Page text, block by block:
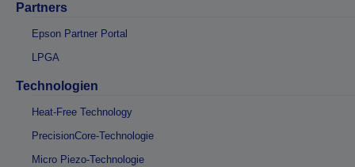
Partners
Epson Partner Portal
LPGA
Technologien
Heat-Free Technology
PrecisionCore-Technologie
Micro Piezo-Technologie